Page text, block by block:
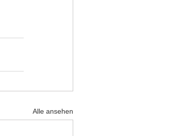
Alle ansehen